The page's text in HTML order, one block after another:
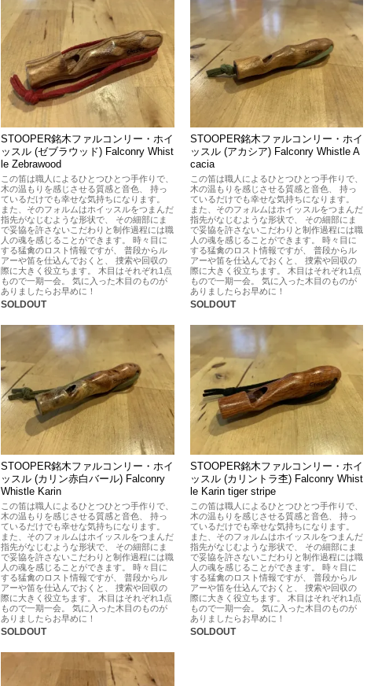
STOOPER銘木ファルコンリー・ホイ
ッスル (ゼブラウッド) Falconry Whist
le Zebrawood
この笛は職人によるひとつひとつ手作りで、
木の温もりを感じさせる質感と音色、 持っ
ているだけでも幸せな気持ちになります。
また、そのフォルムはホイッスルをつまんだ
指先がなじむような形状で、 その細部にま
で妥協を許さないこだわりと制作過程には職
人の魂を感じることができます。 時々目に
する猛禽のロスト情報ですが、 普段からル
アーや笛を仕込んでおくと、 捜索や回収の
際に大きく役立ちます。 木目はそれぞれ1点
もので一期一会。 気に入った木目のものが
ありましたらお早めに！
SOLDOUT
STOOPER銘木ファルコンリー・ホイ
ッスル (アカシア) Falconry Whistle A
cacia
この笛は職人によるひとつひとつ手作りで、
木の温もりを感じさせる質感と音色、 持っ
ているだけでも幸せな気持ちになります。
また、そのフォルムはホイッスルをつまんだ
指先がなじむような形状で、 その細部にま
で妥協を許さないこだわりと制作過程には職
人の魂を感じることができます。 時々目に
する猛禽のロスト情報ですが、 普段からル
アーや笛を仕込んでおくと、 捜索や回収の
際に大きく役立ちます。 木目はそれぞれ1点
もので一期一会。 気に入った木目のものが
ありましたらお早めに！
SOLDOUT
STOOPER銘木ファルコンリー・ホイ
ッスル (カリン赤白バール) Falconry
Whistle Karin
この笛は職人によるひとつひとつ手作りで、
木の温もりを感じさせる質感と音色、 持っ
ているだけでも幸せな気持ちになります。
また、そのフォルムはホイッスルをつまんだ
指先がなじむような形状で、 その細部にま
で妥協を許さないこだわりと制作過程には職
人の魂を感じることができます。 時々目に
する猛禽のロスト情報ですが、 普段からル
アーや笛を仕込んでおくと、 捜索や回収の
際に大きく役立ちます。 木目はそれぞれ1点
もので一期一会。 気に入った木目のものが
ありましたらお早めに！
SOLDOUT
STOOPER銘木ファルコンリー・ホイ
ッスル (カリントラ杢) Falconry Whist
le Karin tiger stripe
この笛は職人によるひとつひとつ手作りで、
木の温もりを感じさせる質感と音色、 持っ
ているだけでも幸せな気持ちになります。
また、そのフォルムはホイッスルをつまんだ
指先がなじむような形状で、 その細部にま
で妥協を許さないこだわりと制作過程には職
人の魂を感じることができます。 時々目に
する猛禽のロスト情報ですが、 普段からル
アーや笛を仕込んでおくと、 捜索や回収の
際に大きく役立ちます。 木目はそれぞれ1点
もので一期一会。 気に入った木目のものが
ありましたらお早めに！
SOLDOUT